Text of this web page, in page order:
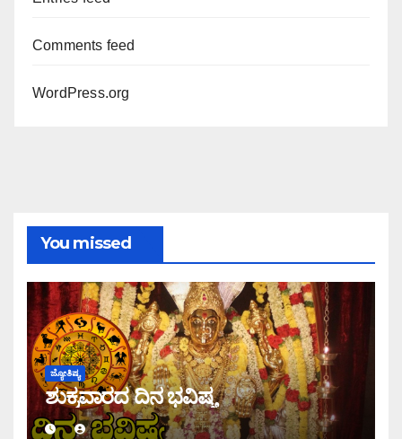
Comments feed
WordPress.org
You missed
ಜ್ಯೋತಿಷ್ಯ
ಶುಕ್ರವಾರದ ದಿನ ಭವಿಷ್ಯ